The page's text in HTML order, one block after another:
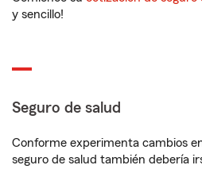
y sencillo!
Seguro de salud
Conforme experimenta cambios
seguro de salud también debería